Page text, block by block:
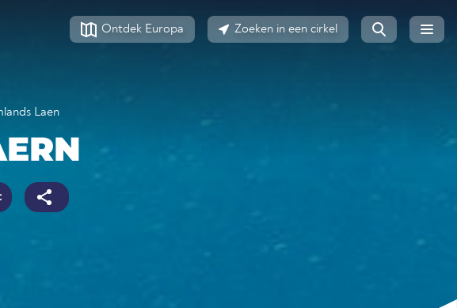
Ontdek Europa Zoeken in een cirkel
Laen